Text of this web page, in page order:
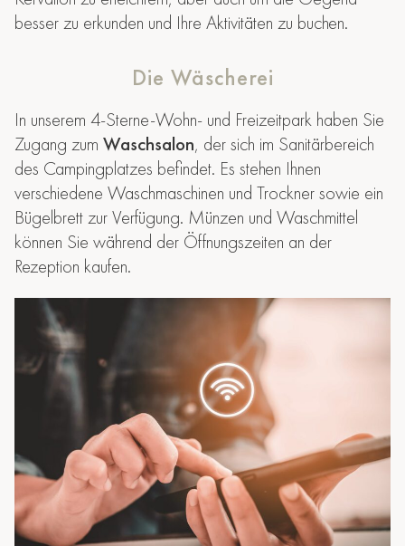
besser zu erkunden und Ihre Aktivitäten zu buchen.
Die Wäscherei
In unserem 4-Sterne-Wohn- und Freizeitpark haben Sie
Zugang zum Waschsalon, der sich im Sanitärbereich
des Campingplatzes befindet. Es stehen Ihnen
verschiedene Waschmaschinen und Trocknersowie ein
Bügelbrettzur Verfügung. Münzen und Waschmittel
können Sie während der Öffnungszeiten an der
Rezeption kaufen.